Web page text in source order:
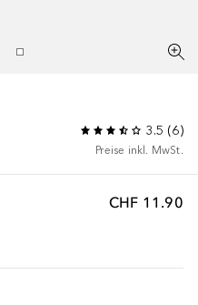
3.5 (6)
Preise inkl. MwSt.
CHF 11.90